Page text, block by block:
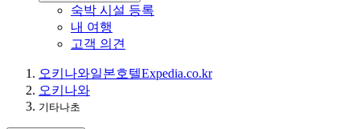
숙박 시설 등록
내 여행
고객 의견
오키나와일본호텔Expedia.co.kr
오키나와
기타나초